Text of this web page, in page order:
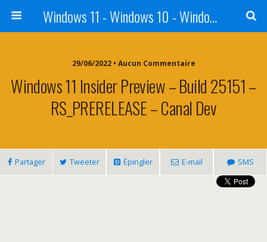
Windows 11 - Windows 10 - Windows 8 - Windows 7 - VISTA
29/06/2022 • Aucun Commentaire
Windows 11 Insider Preview – Build 25151 –
RS_PRERELEASE – Canal Dev
Partager Tweeter Épingler E-mail SMS